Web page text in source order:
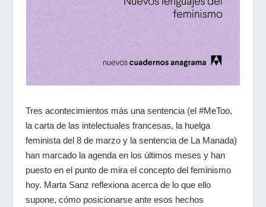
Tres acontecimientos más una sentencia (el #MeToo,
la carta de las intelectuales francesas, la huelga
feminista del 8 de marzo y la sentencia de La Manada)
han marcado la agenda en los últimos meses y han
puesto en el punto de mira el concepto del feminismo
hoy. Marta Sanz reflexiona acerca de lo que ello
supone, cómo posicionarse ante esos hechos